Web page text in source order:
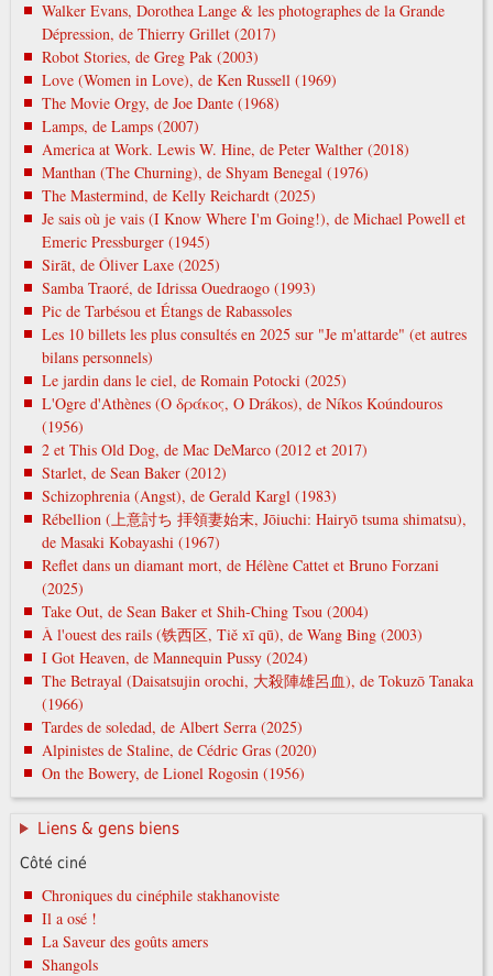
Walker Evans, Dorothea Lange & les photographes de la Grande
Dépression, de Thierry Grillet (2017)
Robot Stories, de Greg Pak (2003)
Love (Women in Love), de Ken Russell (1969)
The Movie Orgy, de Joe Dante (1968)
Lamps, de Lamps (2007)
America at Work. Lewis W. Hine, de Peter Walther (2018)
Manthan (The Churning), de Shyam Benegal (1976)
The Mastermind, de Kelly Reichardt (2025)
Je sais où je vais (I Know Where I'm Going!), de Michael Powell et
Emeric Pressburger (1945)
Sirāt, de Óliver Laxe (2025)
Samba Traoré, de Idrissa Ouedraogo (1993)
Pic de Tarbésou et Étangs de Rabassoles
Les 10 billets les plus consultés en 2025 sur "Je m'attarde" (et autres
bilans personnels)
Le jardin dans le ciel, de Romain Potocki (2025)
L'Ogre d'Athènes (Ο δράκος, O Drákos), de Níkos Koúndouros
(1956)
2 et This Old Dog, de Mac DeMarco (2012 et 2017)
Starlet, de Sean Baker (2012)
Schizophrenia (Angst), de Gerald Kargl (1983)
Rébellion (上意討ち 拝領妻始末, Jōiuchi: Hairyō tsuma shimatsu),
de Masaki Kobayashi (1967)
Reflet dans un diamant mort, de Hélène Cattet et Bruno Forzani
(2025)
Take Out, de Sean Baker et Shih-Ching Tsou (2004)
À l'ouest des rails (铁西区, Tiě xī qū), de Wang Bing (2003)
I Got Heaven, de Mannequin Pussy (2024)
The Betrayal (Daisatsujin orochi, 大殺陣雄呂血), de Tokuzō Tanaka
(1966)
Tardes de soledad, de Albert Serra (2025)
Alpinistes de Staline, de Cédric Gras (2020)
On the Bowery, de Lionel Rogosin (1956)
Liens & gens biens
Côté ciné
Chroniques du cinéphile stakhanoviste
Il a osé !
La Saveur des goûts amers
Shangols